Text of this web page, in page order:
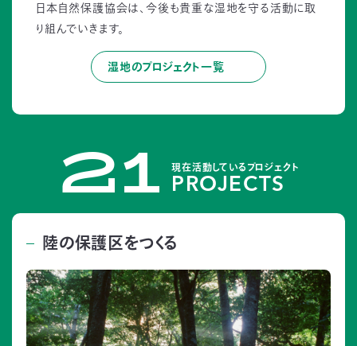
日本自然保護協会は、今後も貴重な湿地を守る活動に取
り組んでいきます。
湿地のプロジェクト一覧
現在活動しているプロジェクト
21 PROJECTS
陸の保護区をつくる